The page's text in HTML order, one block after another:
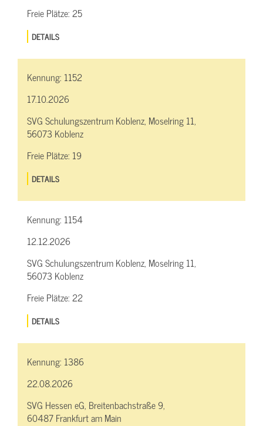
Freie Plätze:25
DETAILS
Kennung: 1152
17.10.2026
SVG Schulungszentrum Koblenz, Moselring 11,
56073 Koblenz
Freie Plätze: 19
DETAILS
Kennung: 1154
12.12.2026
SVG Schulungszentrum Koblenz, Moselring 11,
56073 Koblenz
Freie Plätze:22
DETAILS
Kennung: 1386
22.08.2026
SVG Hessen eG, Breitenbachstraße 9,
60487 Frankfurt am Main